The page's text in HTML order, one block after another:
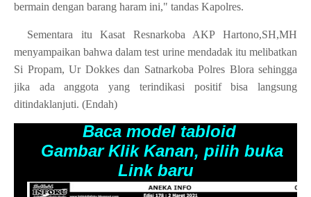
bermain dengan barang haram ini," tandas Kapolres.
Sementara itu Kasat Resnarkoba AKP Hartono,SH,MH
menyampaikan bahwa dalam test urine mendadak itu melibatkan
Si Propam, Ur Dokkes dan Satnarkoba Polres Blora sehingga
jika ada anggota yang terindikasi positif bisa langsung
ditindaklanjuti. (Endah)
Baca model tabloid
Gambar Klik Kanan, pilih buka
Link baru